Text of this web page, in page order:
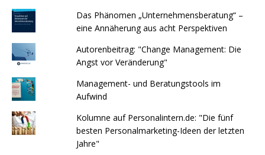
Das Phänomen „Unternehmensberatung“ –
eine Annäherung aus acht Perspektiven
Autorenbeitrag: "Change Management: Die
Angst vor Veränderung"
Management- und Beratungstools im
Aufwind
Kolumne auf Personalintern.de: "Die fünf
besten Personalmarketing-Ideen der letzten
Jahre"